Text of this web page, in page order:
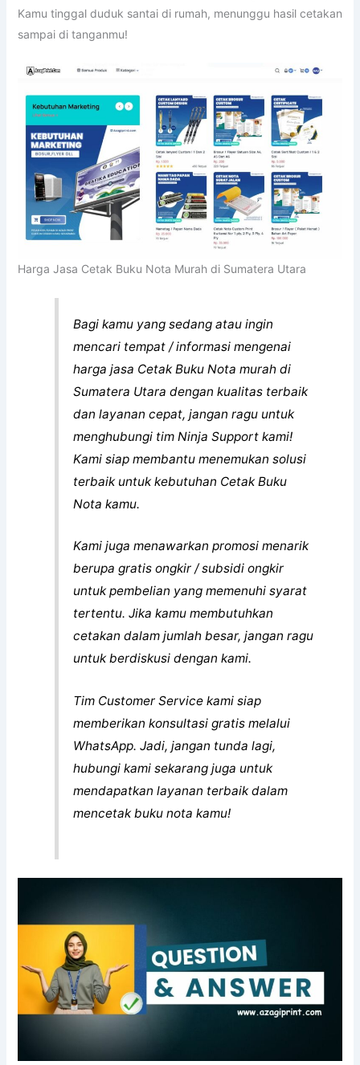
Kamu tinggal duduk santai di rumah, menunggu hasil cetakan
sampai di tanganmu!
Harga Jasa Cetak Buku Nota Murah di Sumatera Utara
Bagi kamu yang sedang atau ingin
mencari tempat / informasi mengenai
harga jasa Cetak Buku Nota murah di
Sumatera Utara dengan kualitas terbaik
dan layanan cepat, jangan ragu untuk
menghubungi tim Ninja Support kami!
Kami siap membantu menemukan solusi
terbaik untuk kebutuhan Cetak Buku
Nota kamu.
Kami juga menawarkan promosi menarik
berupa gratis ongkir / subsidi ongkir
untuk pembelian yang memenuhi syarat
tertentu. Jika kamu membutuhkan
cetakan dalam jumlah besar, jangan ragu
untuk berdiskusi dengan kami.
Tim Customer Service kami siap
memberikan konsultasi gratis melalui
WhatsApp. Jadi, jangan tunda lagi,
hubungi kami sekarang juga untuk
mendapatkan layanan terbaik dalam
mencetak buku nota kamu!